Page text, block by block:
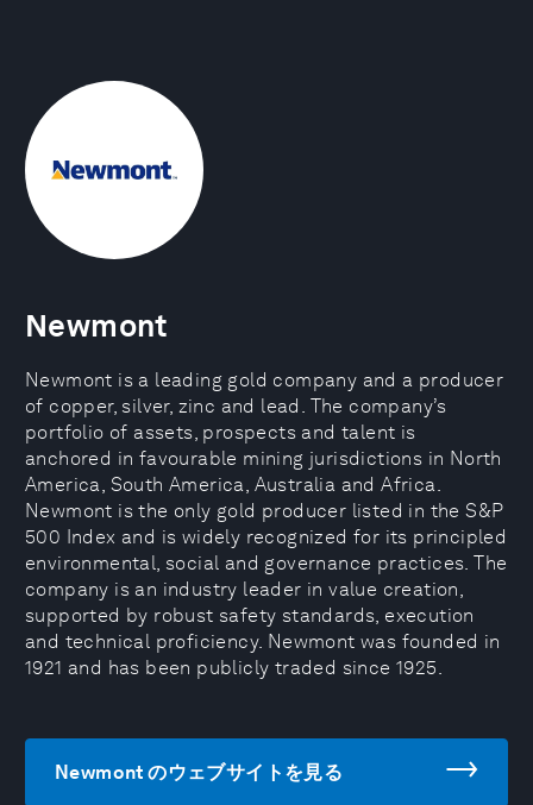
Newmont
Newmont is a leading gold company and a producer
of copper, silver, zinc and lead. The company’s
portfolio of assets, prospects and talent is
anchored in favourable mining jurisdictions in North
America, South America, Australia and Africa.
Newmont is the only gold producer listed in the S&P
500 Index and is widely recognized for its principled
environmental, social and governance practices. The
company is an industry leader in value creation,
supported by robust safety standards, execution
and technical proficiency. Newmont was founded in
1921 and has been publicly traded since 1925.
Newmont のウェブサイトを見る